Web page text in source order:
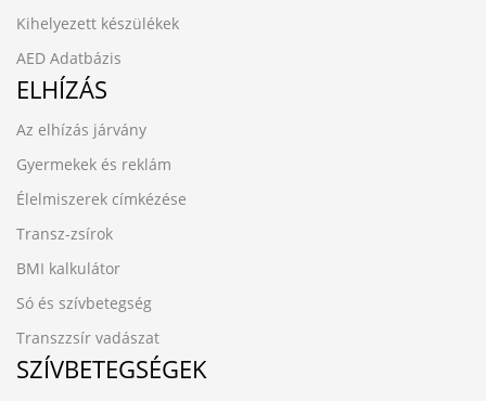
Kihelyezett készülékek
AED Adatbázis
ELHÍZÁS
Az elhízás járvány
Gyermekek és reklám
Élelmiszerek címkézése
Transz-zsírok
BMI kalkulátor
Só és szívbetegség
Transzzsír vadászat
SZÍVBETEGSÉGEK